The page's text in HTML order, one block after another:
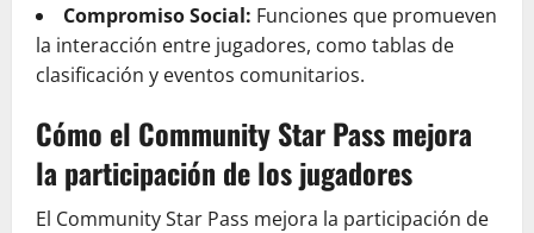
Compromiso Social: Funciones que promueven
la interacción entre jugadores, como tablas de
clasificación y eventos comunitarios.
Cómo el Community Star Pass mejora
la participación de los jugadores
El Community Star Pass mejora la participación de